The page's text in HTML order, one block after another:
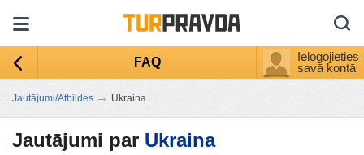
FAQ
Ielogojieties
savā kontā
Jautājumi/Atbildes → Ukraina
Jautājumi par Ukraina